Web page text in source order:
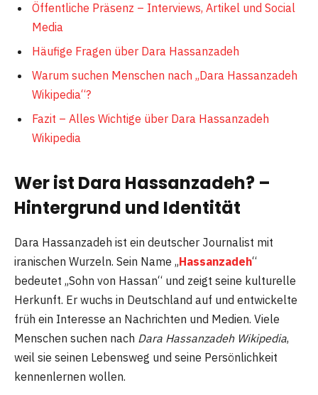
Öffentliche Präsenz – Interviews, Artikel und Social
Media
Häufige Fragen über Dara Hassanzadeh
Warum suchen Menschen nach „Dara Hassanzadeh
Wikipedia“?
Fazit – Alles Wichtige über Dara Hassanzadeh
Wikipedia
Wer ist Dara Hassanzadeh? –
Hintergrund und Identität
Dara Hassanzadeh ist ein deutscher Journalist mit
iranischen Wurzeln. Sein Name „Hassanzadeh“
bedeutet „Sohn von Hassan“ und zeigt seine kulturelle
Herkunft. Er wuchs in Deutschland auf und entwickelte
früh ein Interesse an Nachrichten und Medien. Viele
Menschen suchen nach Dara Hassanzadeh Wikipedia,
weil sie seinen Lebensweg und seine Persönlichkeit
kennenlernen wollen.